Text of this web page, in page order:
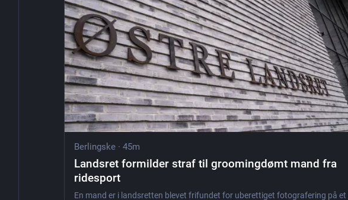
Berlingske· 45m
Landsret formilder straf til groomingdømt mand fra
ridesport